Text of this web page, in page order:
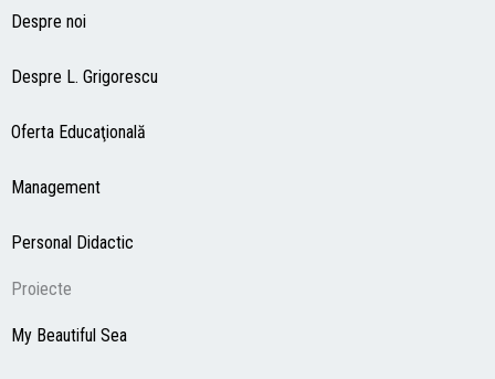
Despre noi
Despre L. Grigorescu
Oferta Educaţională
Management
Personal Didactic
Proiecte
My Beautiful Sea